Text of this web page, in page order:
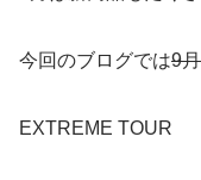
今回のブログでは9
EXTREME TOUR